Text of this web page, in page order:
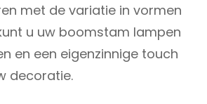
met de variatie in vormen
u uw boomstam lampen
en een eigenzinnige touch
decoratie.